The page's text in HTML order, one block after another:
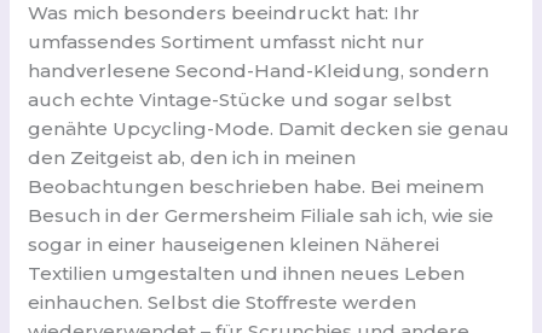
Was mich besonders beeindruckt hat: Ihr
umfassendes Sortiment umfasst nicht nur
handverlesene Second-Hand-Kleidung, sondern
auch echte Vintage-Stücke und sogar selbst
genähte Upcycling-Mode. Damit decken sie genau
den Zeitgeist ab, den ich in meinen
Beobachtungen beschrieben habe. Bei meinem
Besuch in der Germersheim Filiale sah ich, wie sie
sogar in einer hauseigenen kleinen Näherei
Textilien umgestalten und ihnen neues Leben
einhauchen. Selbst die Stoffreste werden